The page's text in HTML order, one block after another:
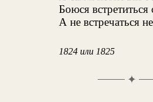
Боюся
А не встречаться
1824 или 1825
✦